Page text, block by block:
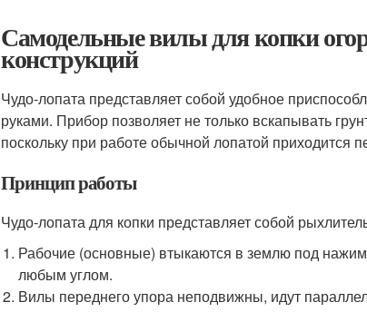
Самодельные вилы для копки
конструкций
Чудо-лопата представляет собой удобное
руками. Прибор позволяет не только вскапывать
поскольку при работе обычной лопатой приходится
Принцип работы
Чудо-лопата для копки представляет собой
Рабочие (основные) втыкаются в землю под
любым углом.
Вилы переднего упора неподвижны, идут